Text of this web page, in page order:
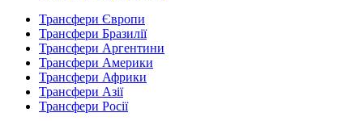
Трансфери Європи
Трансфери Бразилії
Трансфери Аргентини
Трансфери Америки
Трансфери Африки
Трансфери Азії
Трансфери Росії